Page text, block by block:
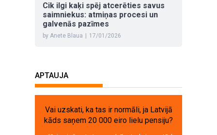
Cik ilgi kaķi spēj atcerēties savus
saimniekus: atmiņas procesi un
galvenās pazīmes
by Anete Blaua | 17/01/2026
APTAUJA
Vai uzskati, ka tas ir normāli, ja Latvijā
kāds saņem 20 000 eiro lielu pensiju?